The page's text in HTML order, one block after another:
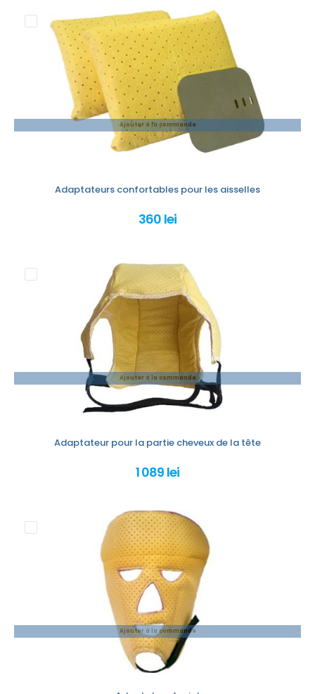
Ajouter à la commande
Adaptateurs confortables pour les aisselles
360 lei
Ajouter à la commande
Adaptateur pour la partie cheveux de la tête
1 089 lei
Ajouter à la commande